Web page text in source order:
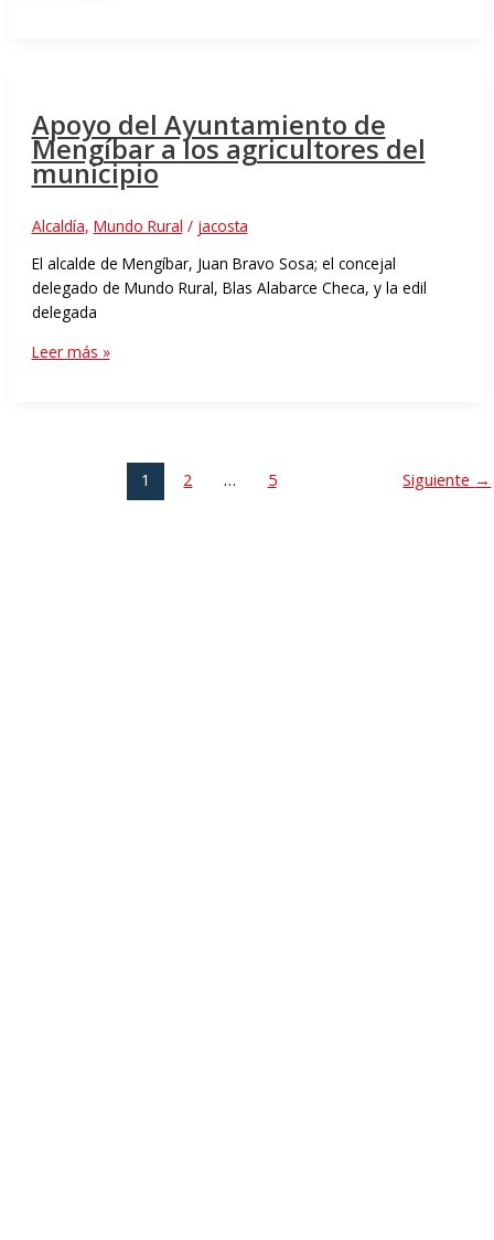
Apoyo del Ayuntamiento de
Mengíbar a los agricultores del
municipio
Alcaldía, Mundo Rural / jacosta
El alcalde de Mengíbar, Juan Bravo Sosa; el concejal
delegado de Mundo Rural, Blas Alabarce Checa, y la edil
delegada
Leer más »
1 2 … 5 Siguiente →